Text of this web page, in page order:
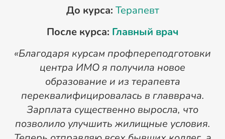
До курса: Терапевт
После курса: Главный врач
«Благодаря курсам профпереподготовки
центра ИМО я получила новое
образование и из терапевта
переквалифицировалась в главврача.
Зарплата существенно выросла, что
позволило улучшить жилищные условия.